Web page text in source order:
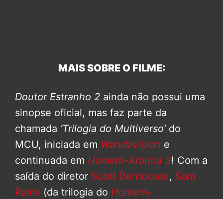
MAIS SOBRE O FILME:
Doutor Estranho 2 ainda não possui uma
sinopse oficial, mas faz parte da
chamada ‘Trilogia do Multiverso’do
MCU, iniciada em WandaVision e
continuada em Homem-Aranha 3! Com a
saída do diretor Scott Derrickson, Sam
Raimi (da trilogia do Homem-